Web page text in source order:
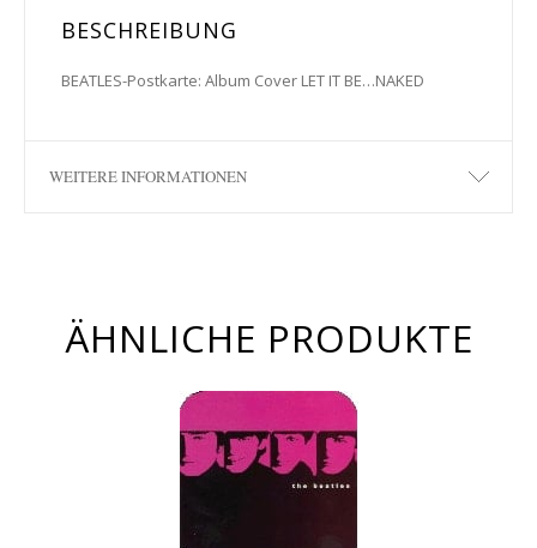
BESCHREIBUNG
BEATLES-Postkarte: Album Cover LET IT BE…NAKED
WEITERE INFORMATIONEN
ÄHNLICHE PRODUKTE